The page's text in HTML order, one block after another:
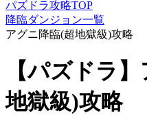
パズドラ攻略TOP
降臨ダンジョン一覧
アグニ降臨(超地獄級)攻略
【パズドラ
地獄級)攻略